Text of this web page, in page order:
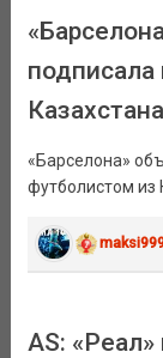
подписала
Казахстана
«Барселона»
футболистом из
AS: